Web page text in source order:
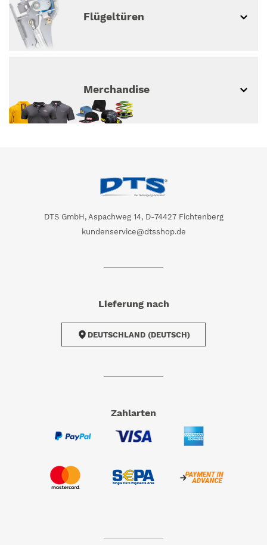
Flügeltüren
Merchandise
DTS GmbH, Aspachweg 14, D-74427 Fichtenberg
kundenservice@dtsshop.de
Lieferung nach
DEUTSCHLAND (DEUTSCH)
Zahlarten